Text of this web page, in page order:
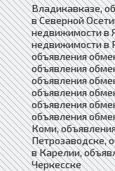
Владикавказе,
в Северной
недвижимости в
недвижимости в
объявления
объявления
объявления
объявления
объявления
объявления
Коми,
Петрозаводске,
в Карелии,
Черкесске